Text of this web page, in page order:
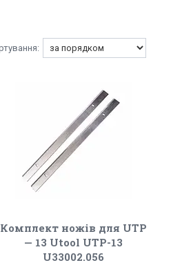
Комплект ножів для UTP
— 13 Utool UTP-13
U33002.056